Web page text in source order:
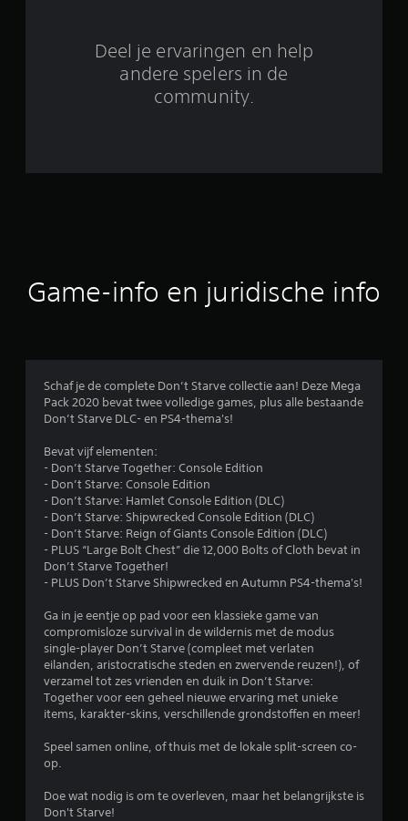
9
o
d
e
g
e
Deel je ervaringen en help
andere spelers in de
community.
Game-info en juridische info
Schaf je de complete Don’t Starve collectie aan! Deze Mega
Pack 2020 bevat twee volledige games, plus alle bestaande
Don’t Starve DLC- en PS4-thema's!
Bevat vijf elementen:
- Don’t Starve Together: Console Edition
- Don’t Starve: Console Edition
- Don’t Starve: Hamlet Console Edition (DLC)
- Don’t Starve: Shipwrecked Console Edition (DLC)
- Don’t Starve: Reign of Giants Console Edition (DLC)
- PLUS “Large Bolt Chest” die 12,000 Bolts of Cloth bevat in
Don’t Starve Together!
- PLUS Don’t Starve Shipwrecked en Autumn PS4-thema's!
Ga in je eentje op pad voor een klassieke game van
compromisloze survival in de wildernis met de modus
single-player Don’t Starve (compleet met verlaten
eilanden, aristocratische steden en zwervende reuzen!), of
verzamel tot zes vrienden en duik in Don’t Starve:
Together voor een geheel nieuwe ervaring met unieke
items, karakter-skins, verschillende grondstoffen en meer!
Speel samen online, of thuis met de lokale split-screen co-
op.
Doe wat nodig is om te overleven, maar het belangrijkste is
Don't Starve!